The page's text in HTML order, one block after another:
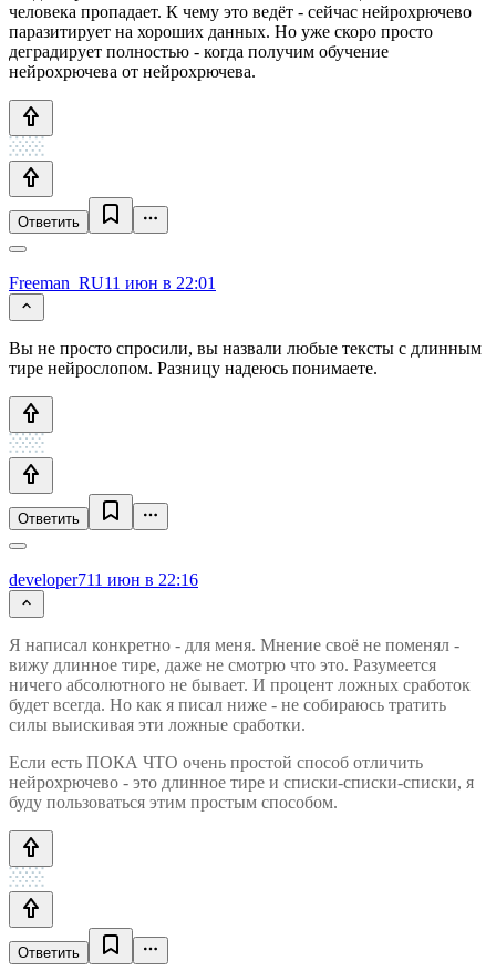
человека пропадает. К чему это ведёт - сейчас нейрохрючево
паразитирует на хороших данных. Но уже скоро просто
деградирует полностью - когда получим обучение
нейрохрючева от нейрохрючева.
Ответить
Freeman_RU11 июн в 22:01
Вы не просто спросили, вы назвали любые тексты с длинным
тире нейрослопом. Разницу надеюсь понимаете.
Ответить
developer711 июн в 22:16
Я написал конкретно - для меня. Мнение своё не поменял -
вижу длинное тире, даже не смотрю что это. Разумеется
ничего абсолютного не бывает. И процент ложных сработок
будет всегда. Но как я писал ниже - не собираюсь тратить
силы выискивая эти ложные сработки.
Если есть ПОКА ЧТО очень простой способ отличить
нейрохрючево - это длинное тире и списки-списки-списки, я
буду пользоваться этим простым способом.
Ответить